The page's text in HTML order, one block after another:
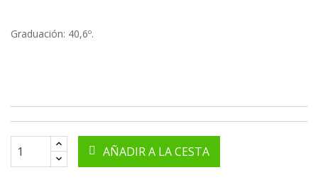
Graduación: 40,6º.
AÑADIR A LA CESTA